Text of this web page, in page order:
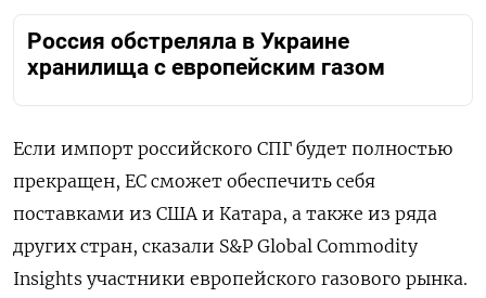
Россия обстреляла в Украине
хранилища с европейским газом
Если импорт российского СПГ будет полностью
прекращен, ЕС сможет обеспечить себя
поставками из США и Катара, а также из ряда
других стран, сказали S&P Global Commodity
Insights участники европейского газового рынка.